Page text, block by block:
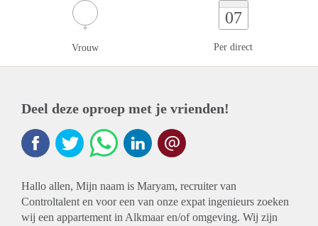
Vrouw
07
Per direct
Deel deze oproep met je vrienden!
Hallo allen, Mijn naam is Maryam, recruiter van
Controltalent en voor een van onze expat ingenieurs zoeken
wij een appartement in Alkmaar en/of omgeving. Wij zijn